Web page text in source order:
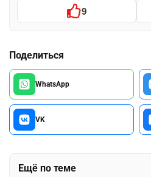
9
Поделиться
WhatsApp
VK
Ещё по теме